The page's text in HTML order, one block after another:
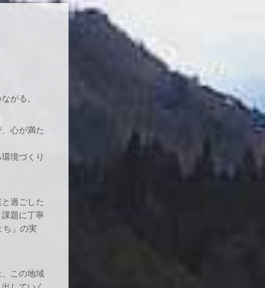
がる。
心が満た
境づくり
過ごした
題に丁寧
ち」の実
この地域